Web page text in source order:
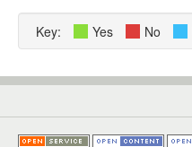
Key: Yes No